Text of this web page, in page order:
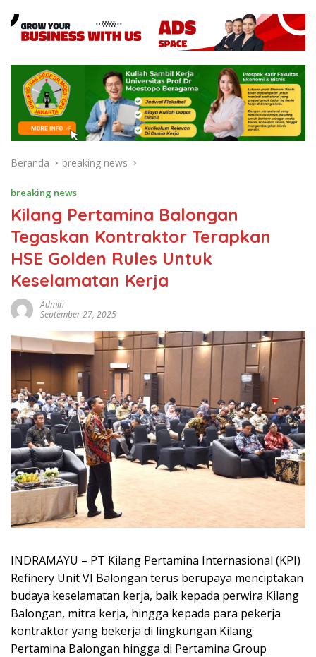
Beranda breaking news
breaking news
Kilang Pertamina Balongan
Tegaskan Kontraktor Terapkan
HSE Golden Rules Untuk
Keselamatan Kerja
Admin
September 27, 2025
INDRAMAYU – PT Kilang Pertamina Internasional (KPI)
Refinery Unit VI Balongan terus berupaya menciptakan
budaya keselamatan kerja, baik kepada perwira Kilang
Balongan, mitra kerja, hingga kepada para pekerja
kontraktor yang bekerja di lingkungan Kilang
Pertamina Balongan hingga di Pertamina Group